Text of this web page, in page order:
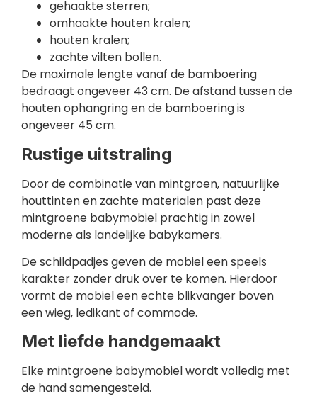
gehaakte sterren;
omhaakte houten kralen;
houten kralen;
zachte vilten bollen.
De maximale lengte vanaf de bamboering
bedraagt ongeveer 43 cm. De afstand tussen de
houten ophangring en de bamboering is
ongeveer 45 cm.
Rustige uitstraling
Door de combinatie van mintgroen, natuurlijke
houttinten en zachte materialen past deze
mintgroene babymobiel prachtig in zowel
moderne als landelijke babykamers.
De schildpadjes geven de mobiel een speels
karakter zonder druk over te komen. Hierdoor
vormt de mobiel een echte blikvanger boven
een wieg, ledikant of commode.
Met liefde handgemaakt
Elke mintgroene babymobiel wordt volledig met
de hand samengesteld.